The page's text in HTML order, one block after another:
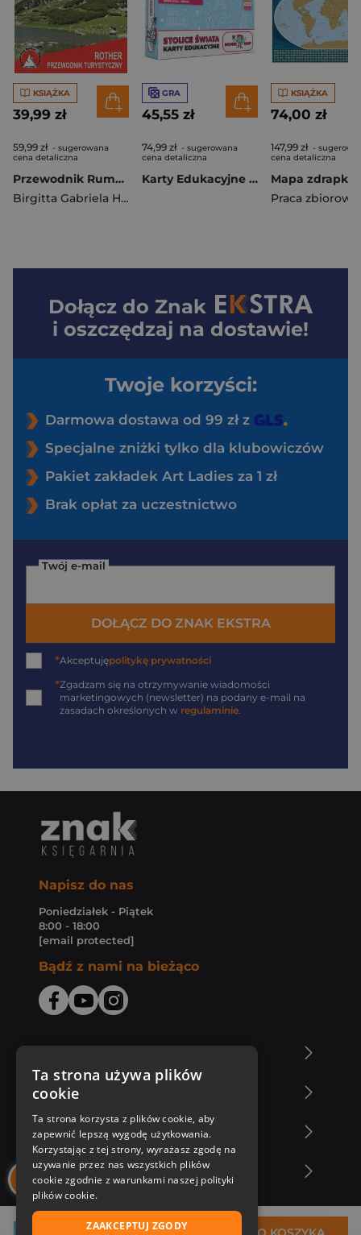
KSIĄŻKA
39,99 zł
59,99 zł - sugerowana
cena detaliczna
Przewodnik Rumunia Karpaty Południowe
Birgitta Gabriela Hannover Moser
GRA
45,55 zł
74,99 zł - sugerowana
cena detaliczna
Karty Edukacyjne Stolice Świata MundiMap
KSIĄŻKA
74,00 zł
147,99 zł -
cena detaliczna
Praca zbiorowa
Dołącz do Znak
i oszczędzaj na dostawie!
Twoje korzyści:
Darmowa dostawa od 99 zł z
Specjalne zniżki tylko dla klubowiczów
Pakiet zakładek Art Ladies za 1 zł
Brak opłat za uczestnictwo
Twój e-mail
DOŁĄCZ DO ZNAK EKSTRA
*Akceptujępolitykę prywatności
*Zgadzam się na otrzymywanie wiadomości
marketingowych (newsletter) na podany e-mail na
zasadach określonych w regulaminie.
Napisz do nas
Poniedziałek - Piątek
8:00 - 18:00
[email protected]
Bądź z nami na bieżąco
Zakupy u nas
Nasza oferta
Nasi autorzy
Ta strona używa plików
cookie
Ta strona korzysta z plików cookie, aby
zapewnić lepszą wygodę użytkowania.
Korzystając z tej strony, wyrażasz zgodę na
używanie przez nas wszystkich plików
cookie zgodnie z warunkami naszej polityki
plików cookie.
ZAAKCEPTUJ ZGODY